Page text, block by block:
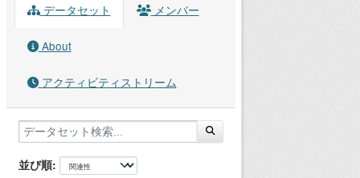
データセット メンバー
About
アクティビティストリーム
並び順